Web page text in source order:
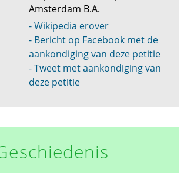
Amsterdam B.A.
- Wikipedia erover
- Bericht op Facebook met de
aankondiging van deze petitie
- Tweet met aankondiging van
deze petitie